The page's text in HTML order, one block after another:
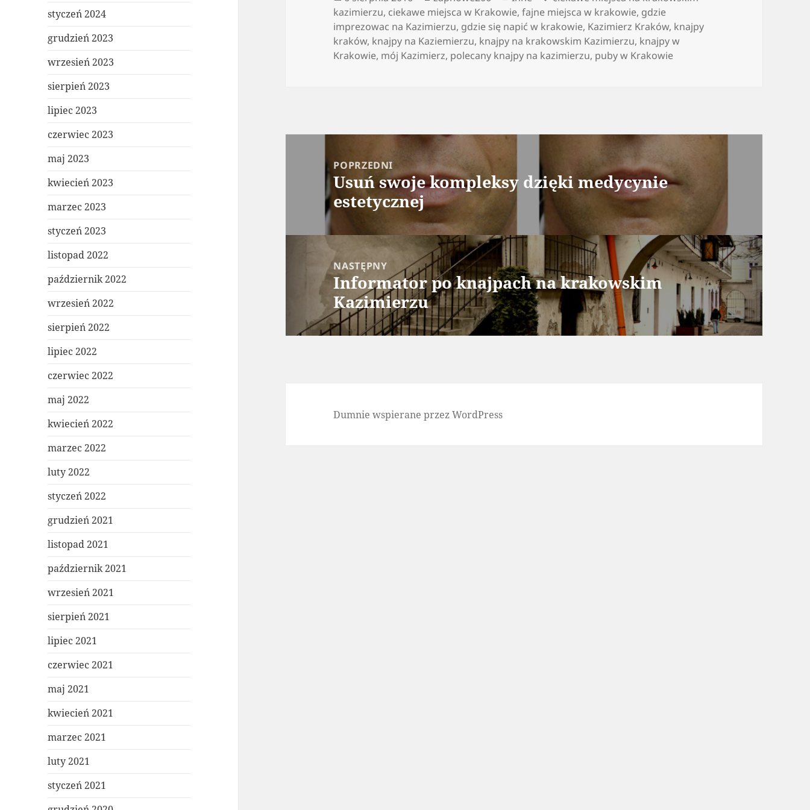
styczeń 2024
grudzień 2023
wrzesień 2023
sierpień 2023
lipiec 2023
czerwiec 2023
maj 2023
kwiecień 2023
marzec 2023
styczeń 2023
listopad 2022
październik 2022
wrzesień 2022
sierpień 2022
lipiec 2022
czerwiec 2022
maj 2022
kwiecień 2022
marzec 2022
luty 2022
styczeń 2022
grudzień 2021
listopad 2021
październik 2021
wrzesień 2021
sierpień 2021
lipiec 2021
czerwiec 2021
maj 2021
kwiecień 2021
marzec 2021
luty 2021
styczeń 2021
publikacji
kazimierzu, ciekawe miejsca w Krakowie,fajne miejsca w krakowie, gdzie
imprezowac na Kazimierzu, gdzie się napić w krakowie, Kazimierz Kraków, knajpy
kraków, knajpy na Kaziemierzu, knajpy na krakowskim Kazimierzu, knajpy w
Krakowie, mój Kazimierz, polecany knajpy na kazimierzu, puby w Krakowie
POPRZEDNI
Poprzedni
wpis:
Usuń swoje kompleksy dzięki medycynie
estetycznej
NASTĘPNY
Następny
wpis:
Informator po knajpach na krakowskim
Kazimierzu
Dumnie wspierane przez WordPress